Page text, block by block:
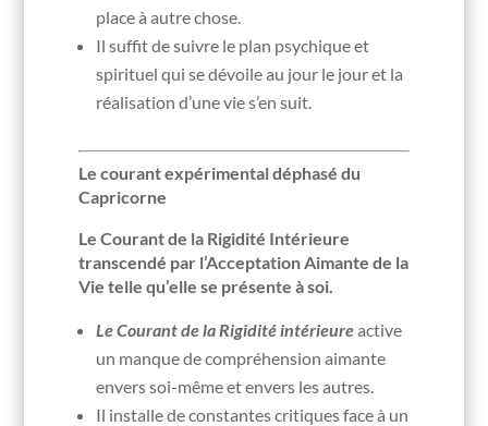
place à autre chose.
Il suffit de suivre le plan psychique et
spirituel qui se dévoile au jour le jour et la
réalisation d’une vie s’en suit.
Le courant expérimental déphasé du
Capricorne
Le Courant de la Rigidité Intérieure
transcendé par l’Acceptation Aimante de la
Vie telle qu’elle se présente à soi.
Le Courant de la Rigidité intérieureactive
un manque de compréhension aimante
envers soi-même et envers les autres.
Il installe de constantes critiques face à un